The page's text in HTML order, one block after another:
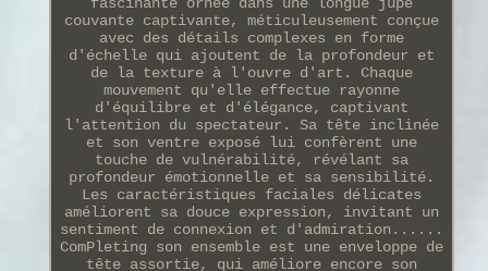
couvante captivante, méticuleusement conçue
avec des détails complexes en forme
d'échelle qui ajoutent de la profondeur et
de la texture à l'ouvre d'art. Chaque
mouvement qu'elle effectue rayonne
d'équilibre et d'élégance, captivant
l'attention du spectateur. Sa tête inclinée
et son ventre exposé lui confèrent une
touche de vulnérabilité, révélant sa
profondeur émotionnelle et sa sensibilité.
Les caractéristiques faciales délicates
améliorent sa douce expression, invitant un
sentiment de connexion et d'admiration......
ComPleting son ensemble est une enveloppe de
tête assortie, qui améliore encore son